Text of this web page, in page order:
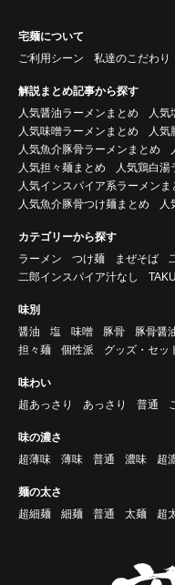
宅麺について
ご利用シーン
私達のこだわり
解説まとめ記事から探す
人気醤油ラーメンまとめ
人気
人気味噌ラーメンまとめ
人気
人気魚介豚骨ラーメンまとめ
人気担々麺まとめ
人気鶏白湯
人気インスパイア系ラーメンま
人気魚介豚骨つけ麺まとめ
人
カテゴリーから探す
ラーメン
つけ麺 まぜそば
二郎インスパイア汁なし
味別
醤油
塩 味噌 豚骨 豚骨醤
担々麺
個性派 グッズ・セッ
味わい
超あっさり
あっさり 普通
味の濃さ
超薄味
薄味 普通 濃味 超
麺の太さ
超細麺
細麺 普通 太麺 超